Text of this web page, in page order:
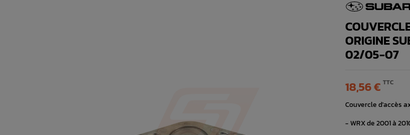
ORIGINE
02/05-07
18,56 € TTC
Couvercle d'accès
- WRX de 2001 à